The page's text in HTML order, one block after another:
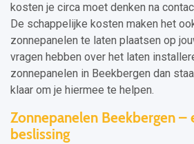
kosten je circa moet denken na
De schappelijke kosten maken het
zonnepanelen te laten plaatsen op
vragen hebben over het laten
zonnepanelen in Beekbergen dan
klaar om je hiermee te helpen.
Zonnepanelen Beekbergen –
beslissing